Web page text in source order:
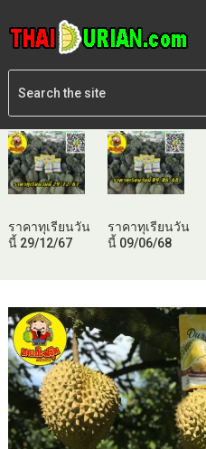
ราคาทุเรียนวัน
นี้ 29/12/67
ราคาทุเรียนวัน
นี้ 09/06/68